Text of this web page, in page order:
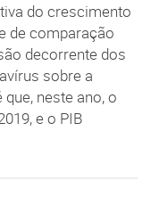
do crescimento
de comparação
decorrente dos
sobre a
neste ano, o
e o PIB